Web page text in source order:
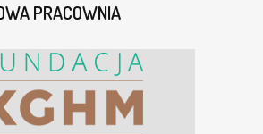
PRACOWNIA